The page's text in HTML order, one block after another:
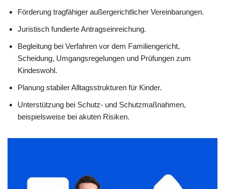
Förderung tragfähiger außergerichtlicher Vereinbarungen.
Juristisch fundierte Antragseinreichung.
Begleitung bei Verfahren vor dem Familiengericht,
Scheidung, Umgangsregelungen und Prüfungen zum
Kindeswohl.
Planung stabiler Alltagsstrukturen für Kinder.
Unterstützung bei Schutz- und Schutzmaßnahmen,
beispielsweise bei akuten Risiken.